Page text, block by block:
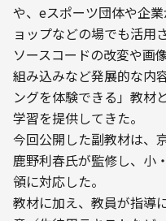
や、eスポーツ団体や企
ョップなどの場でも活用
ソースコードの改変や画
組み込みなど発展的な内
ングを体験できる」教材
学習を提供してきた。
今回公開した副教材は、
鹿野利春氏が監修し、小
領に対応した。
教材に加え、教員が指導